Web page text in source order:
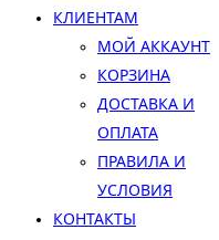
КЛИЕНТАМ
МОЙ АККАУНТ
КОРЗИНА
ДОСТАВКА И
ОПЛАТА
ПРАВИЛА И
УСЛОВИЯ
КОНТАКТЫ